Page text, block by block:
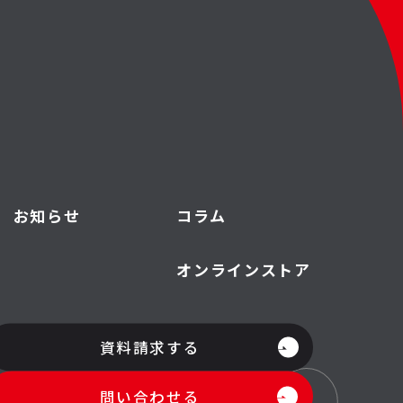
お知らせ コラム
オンラインストア
資料請求する
問い合わせる